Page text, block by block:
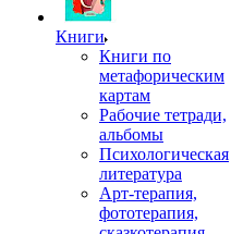
Книги
Книги по
метафорическим
картам
Рабочие тетради,
альбомы
Психологическая
литература
Арт-терапия,
фототерапия,